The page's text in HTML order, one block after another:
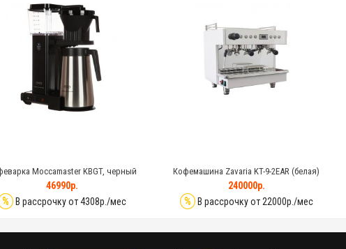
Moccamaster KBGT, черный
46990р.
% В рассрочку от 4308р./мес
Кофемашина Zavaria KT-9-2EAR (белая)
240000р.
% В рассрочку от 22000р./мес